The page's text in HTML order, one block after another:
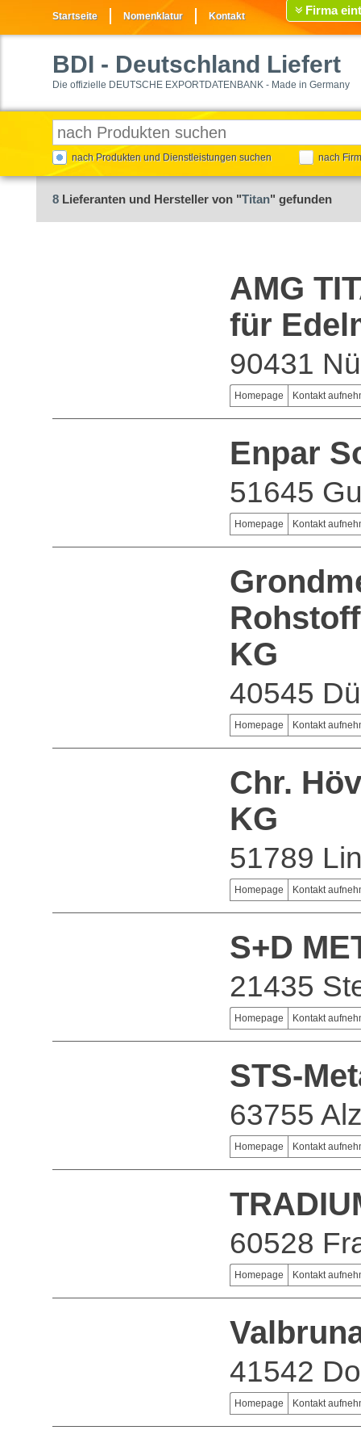
Startseite Nomenklatur Kontakt Firma
BDI - Deutschland Liefert
Die offizielle DEUTSCHE EXPORTDATENBANK - Made in Germany
nach Produkten und Dienstleistungen suchen nach
8 Lieferanten und Hersteller von "Titan" gefunden
AMG
für
90431
Homepage Kontakt
Enpar
51645
Homepage Kontakt
KG
40545
Homepage Kontakt
Chr.
KG
51789
Homepage Kontakt
S+D
21435
Homepage Kontakt
STS-
63755
Homepage Kontakt
60528
Homepage Kontakt
41542
Homepage Kontakt